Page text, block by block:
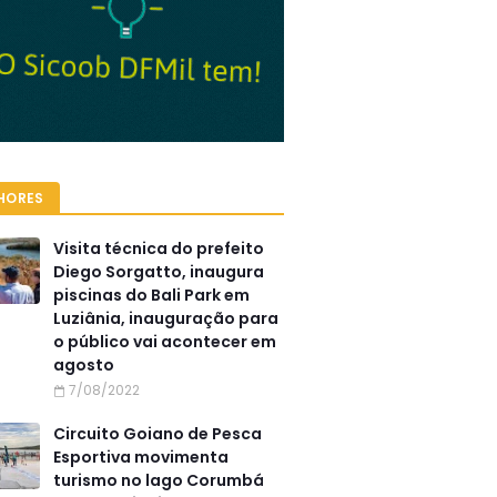
Visita técnica do prefeito
Diego Sorgatto, inaugura
piscinas do Bali Park em
Luziânia, inauguração para
o público vai acontecer em
agosto
7/08/2022
Circuito Goiano de Pesca
Esportiva movimenta
turismo no lago Corumbá